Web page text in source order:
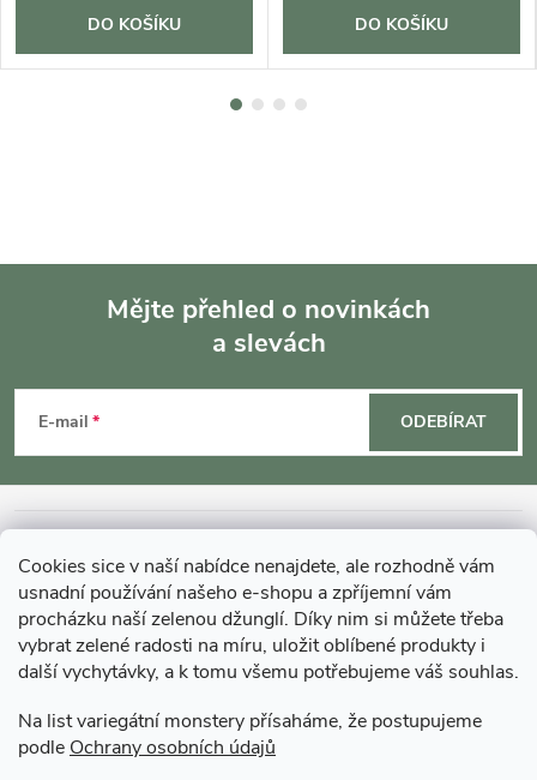
Cookies sice v naší nabídce nenajdete, ale rozhodně vám
usnadní používání našeho e-shopu a zpříjemní vám
procházku naší zelenou džunglí. Díky nim si můžete třeba
vybrat zelené radosti na míru, uložit oblíbené produkty i
další vychytávky, a k tomu všemu potřebujeme váš souhlas.
Na list variegátní monstery přísaháme, že postupujeme
podle Ochrany osobních údajů
DO KOŠÍKU DO KOŠÍKU
p
a
Mějte přehled o novinkách
a slevách
E-mail ODEBÍRAT
MOHLO BY VÁS ZAJÍMAT
O GARDNERS
Gardners Design - Projekt, realizace a údržba zahrad a interiérů